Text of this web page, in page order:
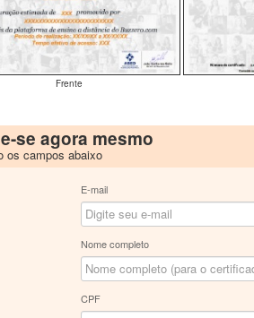
Frente
se agora mesmo
os campos abaixo
E-mail
Nome completo
CPF